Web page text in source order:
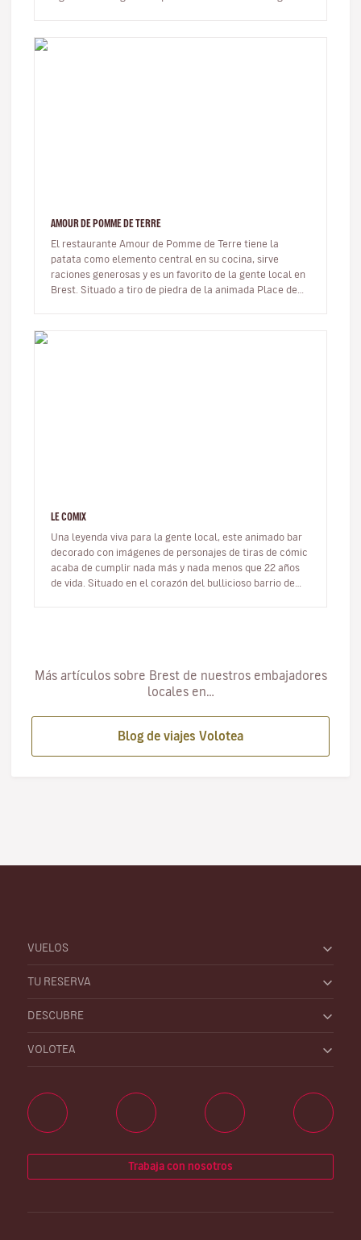
AMOUR DE POMME DE TERRE
El restaurante Amour de Pomme de Terre tiene la
patata como elemento central en su cocina, sirve
raciones generosas y es un favorito de la gente local en
Brest. Situado a tiro de piedra de la animada Place de
LE COMIX
Una leyenda viva para la gente local, este animado bar
decorado con imágenes de personajes de tiras de cómic
acaba de cumplir nada más y nada menos que 22 años
de vida. Situado en el corazón del bullicioso barrio de
Más artículos sobre Brest de nuestros embajadores
locales en…
Blog de viajes Volotea
VUELOS
TU RESERVA
DESCUBRE
VOLOTEA
Trabaja con nosotros